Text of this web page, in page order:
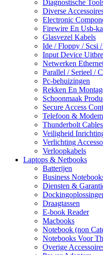
Diagnostische
Diverse
Electronic
Firewire En Usb-
Glasvezel Kabels
Ide / Floppy / Scsi /
Input Device
Netwerken
Parallel / Serieel /
Pc-behuizingen
Rekken En
Schoonmaak
Secure Access
Telefoon &
Thunderbolt Cables
Veiligheid
Verlichting
Verloopkabels
Laptops & Netbooks
Batterijen
Business
Diensten &
Draagtassen
E-book Reader
Macbooks
Notebook (non
Notebooks Voor
Overige